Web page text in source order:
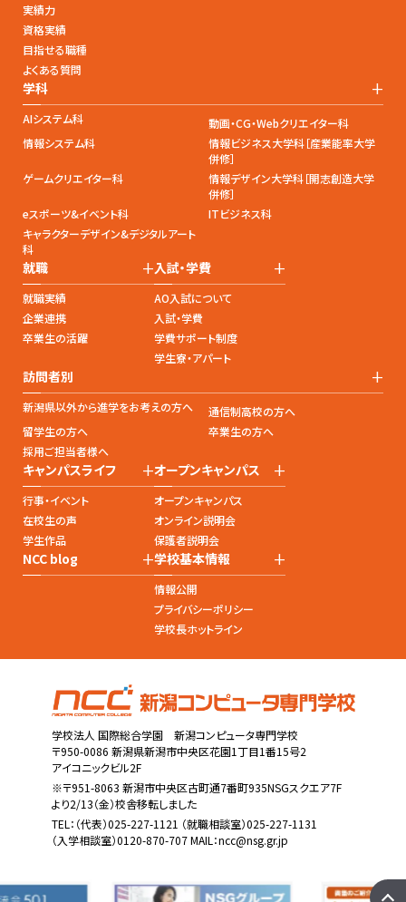
実績力
資格実績
目指せる職種
よくある質問
学科 +
AIシステム科
動画・CG・Webクリエイター科
情報システム科
情報ビジネス大学科［産業能率大学
併修］
ゲームクリエイター科
情報デザイン大学科［開志創造大学
併修］
eスポーツ&イベント科
ITビジネス科
キャラクターデザイン&デジタルアート
科
就職 +
就職実績
企業連携
卒業生の活躍
入試・学費 +
AO入試について
入試・学費
学費サポート制度
学生寮・アパート
訪問者別 +
新潟県以外から進学をお考えの方へ
通信制高校の方へ
留学生の方へ
卒業生の方へ
採用ご担当者様へ
キャンパスライフ +
行事・イベント
在校生の声
学生作品
オープンキャンパス +
オープンキャンパス
オンライン説明会
保護者説明会
NCC blog +学校基本情報 +
情報公開
プライバシーポリシー
学校長ホットライン
学校法人 国際総合学園 新潟コンピュータ専門学校
〒950-0086 新潟県新潟市中央区花園1丁目1番15号2
アイコニックビル2F
※〒951-8063 新潟市中央区古町通7番町935NSGスクエア7F
より2/13（金）校舎移転しました
TEL： （代表）025-227-1121 （就職相談室）025-227-1131
（入学相談室）0120-870-707 MAIL：ncc@nsg.gr.jp